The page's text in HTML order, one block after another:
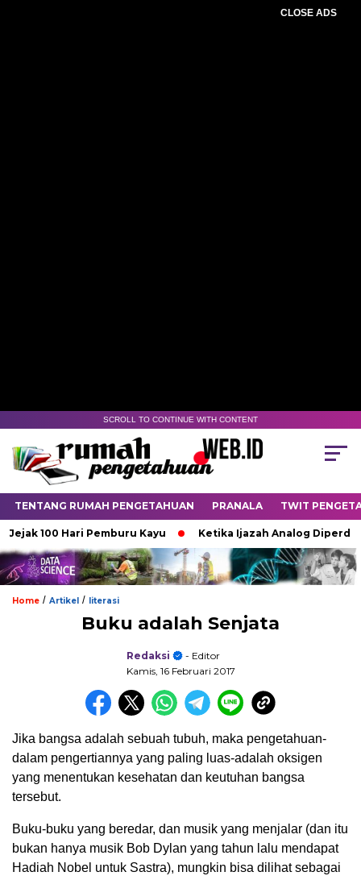
CLOSE ADS
SCROLL TO CONTINUE WITH CONTENT
TENTANG RUMAH PENGETAHUAN PRANALA TWIT
100 Hari Pemburu Kayu Ketika Ijazah Analog
Home / Artikel / literasi
Buku adalah Senjata
Redaksi
- Editor
Kamis, 16 Februari 2017
Jika bangsa adalah sebuah tubuh, maka pengetahuan-
dalam pengertiannya yang paling luas-adalah oksigen
yang menentukan kesehatan dan keutuhan bangsa
tersebut.
Buku-buku yang beredar, dan musik yang menjalar (dan itu
bukan hanya musik Bob Dylan yang tahun lalu mendapat
Hadiah Nobel untuk Sastra), mungkin bisa dilihat sebagai